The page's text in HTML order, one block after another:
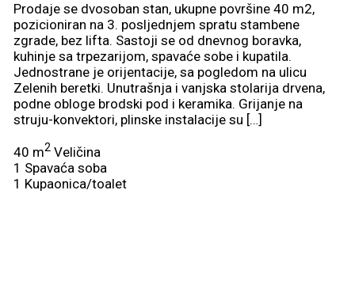
Prodaje se dvosoban stan, ukupne površine 40 m2,
pozicioniran na 3. posljednjem spratu stambene
zgrade, bez lifta. Sastoji se od dnevnog boravka,
kuhinje sa trpezarijom, spavaće sobe i kupatila.
Jednostrane je orijentacije, sa pogledom na ulicu
Zelenih beretki. Unutrašnja i vanjska stolarija drvena,
podne obloge brodski pod i keramika. Grijanje na
struju-konvektori, plinske instalacije su […]
40 m2 Veličina
1 Spavaća soba
1 Kupaonica/toalet